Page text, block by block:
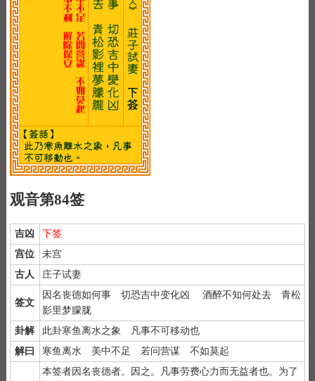
观音第84签
吉凶
下签
宫位
未宫
古人
庄子试妻
签文
因名丧德如何事 切恐吉中变化凶 酒醉不知何处去 青松
影里梦朦胧
卦解
此卦寒鱼离水之象 凡事不可移动也
解曰
寒鱼离水 美中不足 若问营谋 不如莫起
本签者因名丧德者。因之。凡事劳费心力而无益者也。为了
1）抽签前先抛弃杂念，双手合十默念"南无大慈大悲救苦救难观世
音菩萨"三遍（南无读音为那谟）。
2）默念自己姓名、出生时间、居住地址；再请求需要指点的事
情；最后点上面的签筒开始抽签！心诚则灵，否则掷到笑杯的机率